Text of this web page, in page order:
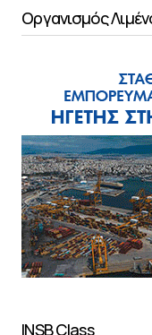
Οργανισμός
INSB Class